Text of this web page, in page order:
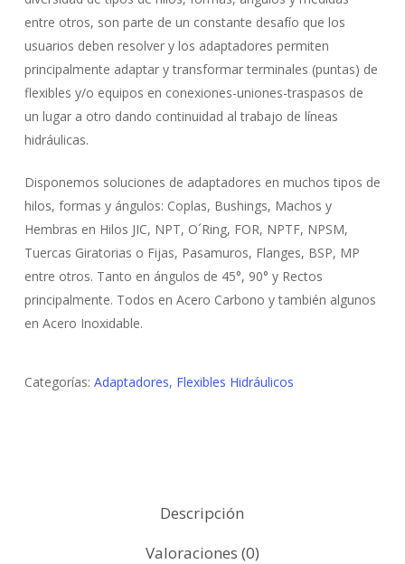
entre otros, son parte de un constante desafío que los
usuarios deben resolver y los adaptadores permiten
principalmente adaptar y transformar terminales (puntas) de
flexibles y/o equipos en conexiones-uniones-traspasos de
un lugar a otro dando continuidad al trabajo de líneas
hidráulicas.
Disponemos soluciones de adaptadores en muchos tipos de
hilos, formas y ángulos: Coplas, Bushings, Machos y
Hembras en Hilos JIC, NPT, O´Ring, FOR, NPTF, NPSM,
Tuercas Giratorias o Fijas, Pasamuros, Flanges, BSP, MP
entre otros. Tanto en ángulos de 45°, 90° y Rectos
principalmente. Todos en Acero Carbono y también algunos
en Acero Inoxidable.
Categorías: Adaptadores, Flexibles Hidráulicos
Descripción
Valoraciones (0)